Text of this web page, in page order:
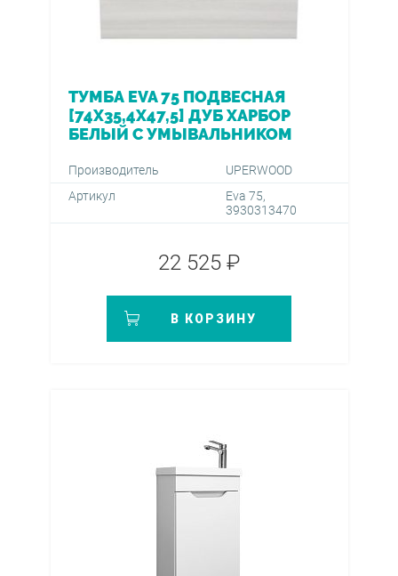
ТУМБА EVA 75 ПОДВЕСНАЯ
[74Х35,4Х47,5] ДУБ ХАРБОР
БЕЛЫЙ С УМЫВАЛЬНИКОМ
Производитель
UPERWOOD
Артикул
Eva 75,
3930313470
22 525 ₽
В КОРЗИНУ